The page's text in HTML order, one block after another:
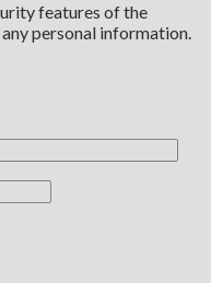
features of the
personal information.